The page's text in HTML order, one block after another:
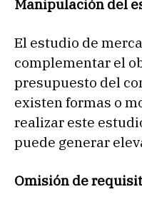
Manipulación del
El estudio de
complementar el
presupuesto del
existen formas o
realizar este
puede generar
Omisión de